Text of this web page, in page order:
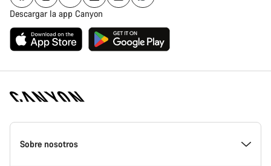
Descargar la app Canyon
Canyon
Homepage
Sobre nosotros